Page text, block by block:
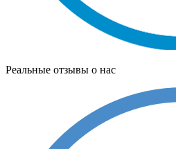
Реальные отзывы о нас